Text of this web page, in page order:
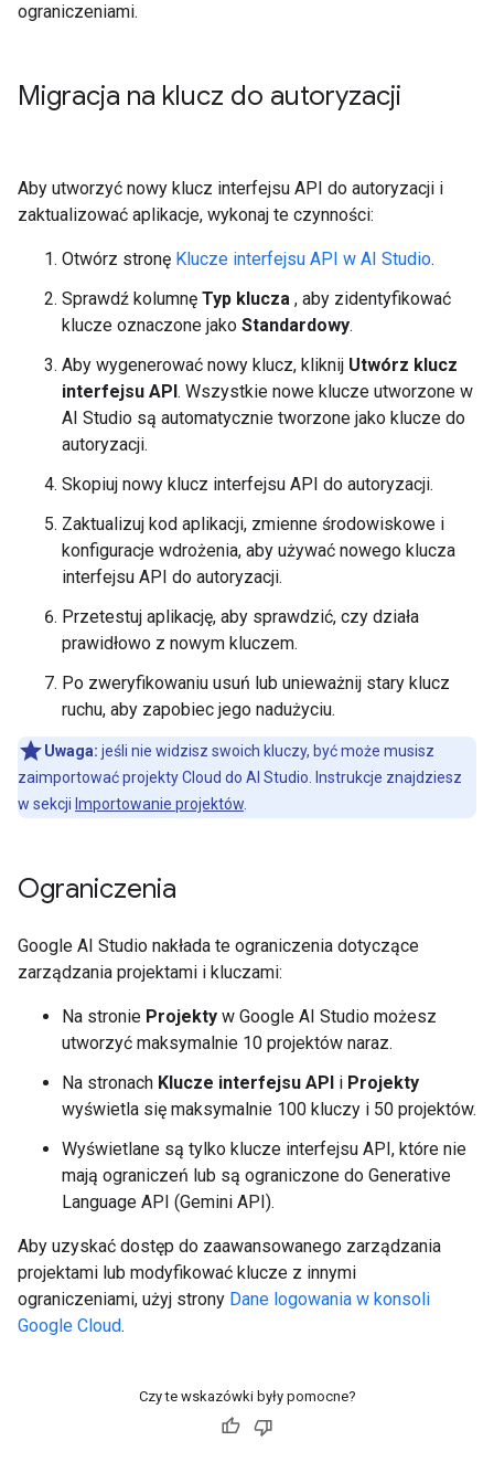
ograniczeniami.
Migracja na klucz do autoryzacji
Aby utworzyć nowy klucz interfejsu API do autoryzacji i
zaktualizować aplikacje, wykonaj te czynności:
Otwórz stronę Klucze interfejsu API w AI Studio.
Sprawdź kolumnę Typ klucza , aby zidentyfikować
klucze oznaczone jako Standardowy.
Aby wygenerować nowy klucz, kliknij Utwórz klucz
interfejsu API. Wszystkie nowe klucze utworzone w
AI Studio są automatycznie tworzone jako klucze do
autoryzacji.
Skopiuj nowy klucz interfejsu API do autoryzacji.
Zaktualizuj kod aplikacji, zmienne środowiskowe i
konfiguracje wdrożenia, aby używać nowego klucza
interfejsu API do autoryzacji.
Przetestuj aplikację, aby sprawdzić, czy działa
prawidłowo z nowym kluczem.
Po zweryfikowaniu usuń lub unieważnij stary klucz
ruchu, aby zapobiec jego nadużyciu.
Uwaga: jeśli nie widzisz swoich kluczy, być może musisz
zaimportować projekty Cloud do AI Studio. Instrukcje znajdziesz
w sekcji Importowanie projektów
Ograniczenia
Google AI Studio nakłada te ograniczenia dotyczące
zarządzania projektami i kluczami:
Na stronie Projekty w Google AI Studio możesz
utworzyć maksymalnie 10 projektów naraz.
Na stronach Klucze interfejsu API i Projekty
wyświetla się maksymalnie 100 kluczy i 50 projektów.
Wyświetlane są tylko klucze interfejsu API, które nie
mają ograniczeń lub są ograniczone do Generative
Language API (Gemini API).
Aby uzyskać dostęp do zaawansowanego zarządzania
projektami lub modyfikować klucze z innymi
ograniczeniami, użyj strony Dane logowania w konsoli
Google Cloud.
Czy te wskazówki były pomocne?